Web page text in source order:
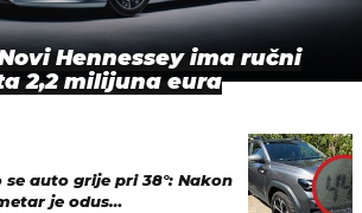
Hennessey ima ručni
2,2 milijuna eura
auto grije pri 38°: Nakon
je odus…